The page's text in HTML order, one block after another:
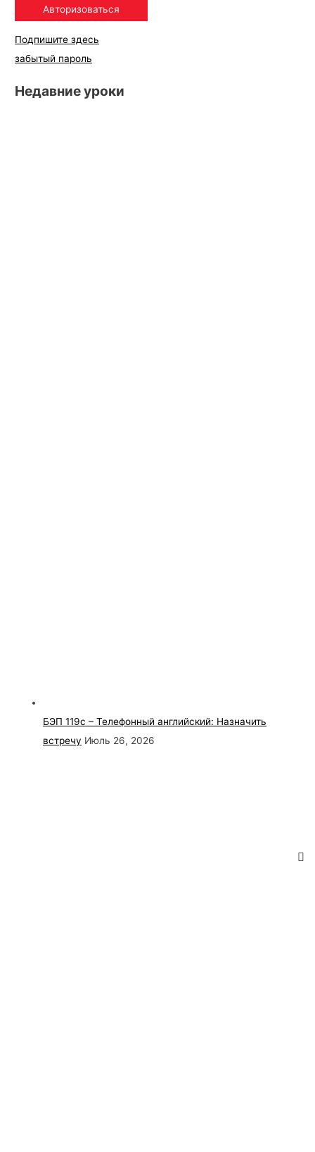
Подпишите здесь
забытый пароль
Недавние уроки
БЭП 119с – Телефонный английский: Назначить
встречу Июль 26, 2026